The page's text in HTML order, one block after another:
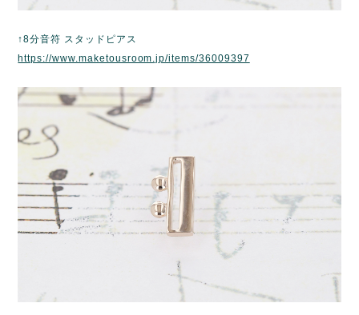
↑8分音符 スタッドピアス
https://www.maketousroom.jp/items/36009397